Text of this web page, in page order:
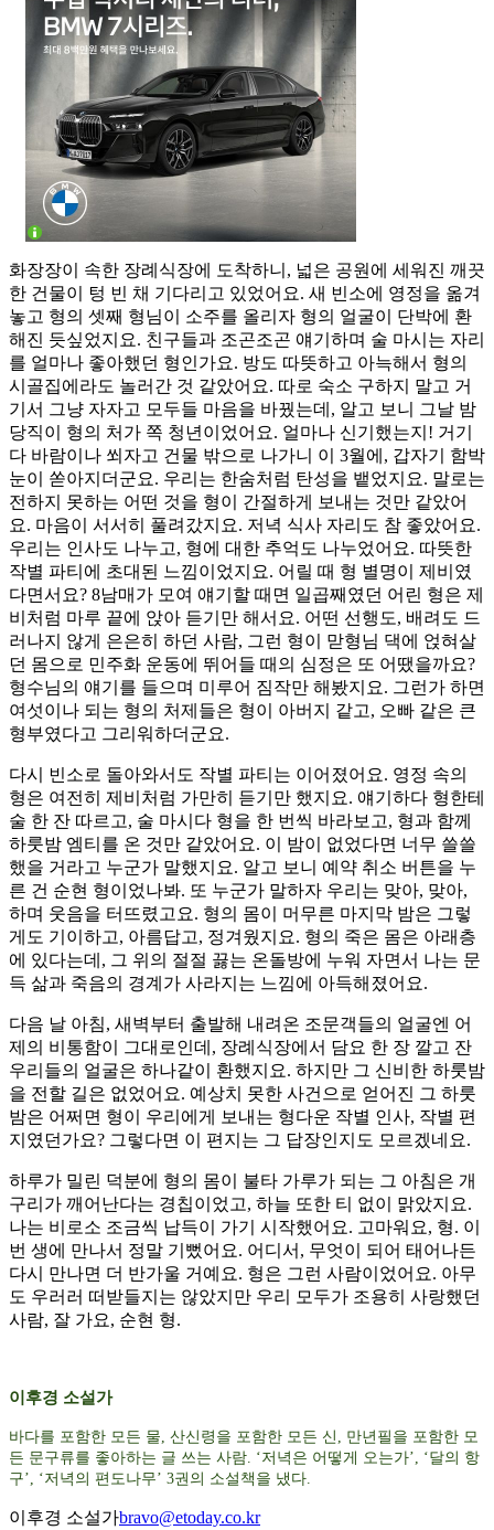
화장장이 속한 장례식장에 도착하니, 넓은 공원에 세워진 깨끗
한 건물이 텅 빈 채 기다리고 있었어요. 새 빈소에 영정을 옮겨
놓고 형의 셋째 형님이 소주를 올리자 형의 얼굴이 단박에 환
해진 듯싶었지요. 친구들과 조곤조곤 얘기하며 술 마시는 자리
를 얼마나 좋아했던 형인가요. 방도 따뜻하고 아늑해서 형의
시골집에라도 놀러간 것 같았어요. 따로 숙소 구하지 말고 거
기서 그냥 자자고 모두들 마음을 바꿨는데, 알고 보니 그날 밤
당직이 형의 처가 쪽 청년이었어요. 얼마나 신기했는지! 거기
다 바람이나 쐬자고 건물 밖으로 나가니 이 3월에, 갑자기 함박
눈이 쏟아지더군요. 우리는 한숨처럼 탄성을 뱉었지요. 말로는
전하지 못하는 어떤 것을 형이 간절하게 보내는 것만 같았어
요. 마음이 서서히 풀려갔지요. 저녁 식사 자리도 참 좋았어요.
우리는 인사도 나누고, 형에 대한 추억도 나누었어요. 따뜻한
작별 파티에 초대된 느낌이었지요. 어릴 때 형 별명이 제비였
다면서요? 8남매가 모여 얘기할 때면 일곱째였던 어린 형은 제
비처럼 마루 끝에 앉아 듣기만 해서요. 어떤 선행도, 배려도 드
러나지 않게 은은히 하던 사람, 그런 형이 맏형님 댁에 얹혀살
던 몸으로 민주화 운동에 뛰어들 때의 심정은 또 어땠을까요?
형수님의 얘기를 들으며 미루어 짐작만 해봤지요. 그런가 하면
여섯이나 되는 형의 처제들은 형이 아버지 같고, 오빠 같은 큰
형부였다고 그리워하더군요.
다시 빈소로 돌아와서도 작별 파티는 이어졌어요. 영정 속의
형은 여전히 제비처럼 가만히 듣기만 했지요. 얘기하다 형한테
술 한 잔 따르고, 술 마시다 형을 한 번씩 바라보고, 형과 함께
하룻밤 엠티를 온 것만 같았어요. 이 밤이 없었다면 너무 쓸쓸
했을 거라고 누군가 말했지요. 알고 보니 예약 취소 버튼을 누
른 건 순현 형이었나봐. 또 누군가 말하자 우리는 맞아, 맞아,
하며 웃음을 터뜨렸고요. 형의 몸이 머무른 마지막 밤은 그렇
게도 기이하고, 아름답고, 정겨웠지요. 형의 죽은 몸은 아래층
에 있다는데, 그 위의 절절 끓는 온돌방에 누워 자면서 나는 문
득 삶과 죽음의 경계가 사라지는 느낌에 아득해졌어요.
다음 날 아침, 새벽부터 출발해 내려온 조문객들의 얼굴엔 어
제의 비통함이 그대로인데, 장례식장에서 담요 한 장 깔고 잔
우리들의 얼굴은 하나같이 환했지요. 하지만 그 신비한 하룻밤
을 전할 길은 없었어요. 예상치 못한 사건으로 얻어진 그 하룻
밤은 어쩌면 형이 우리에게 보내는 형다운 작별 인사, 작별 편
지였던가요? 그렇다면 이 편지는 그 답장인지도 모르겠네요.
하루가 밀린 덕분에 형의 몸이 불타 가루가 되는 그 아침은 개
구리가 깨어난다는 경칩이었고, 하늘 또한 티 없이 맑았지요.
나는 비로소 조금씩 납득이 가기 시작했어요. 고마워요, 형. 이
번 생에 만나서 정말 기뻤어요. 어디서, 무엇이 되어 태어나든
다시 만나면 더 반가울 거예요. 형은 그런 사람이었어요. 아무
도 우러러 떠받들지는 않았지만 우리 모두가 조용히 사랑했던
사람, 잘 가요, 순현 형.
이후경 소설가
바다를 포함한 모든 물, 산신령을 포함한 모든 신, 만년필을 포함한 모
든 문구류를 좋아하는 글 쓰는 사람. ‘저녁은 어떻게 오는가’, ‘달의 항
구’, ‘저녁의 편도나무’ 3권의 소설책을 냈다.
이후경 소설가bravo@etoday.co.kr